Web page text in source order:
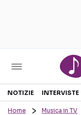
Sezioni
NOTIZIE INTERVISTE
Home Musica in TV